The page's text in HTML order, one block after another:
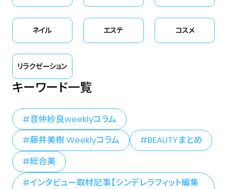
ネイル エステ コスメ
リラクゼーション
キーワード一覧
音仲紗良weeklyコラム
藤井美樹 Weeklyコラム
BEAUTYまとめ
総合美
インタビュー取材記事【シンデレラフィット編集